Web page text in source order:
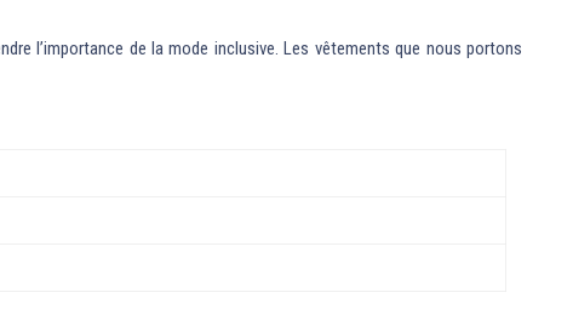
l’importance de la mode inclusive. Les vêtements que nous portons